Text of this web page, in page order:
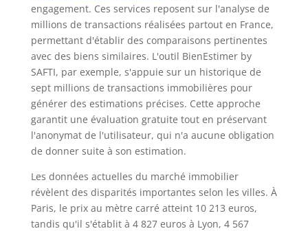
engagement. Ces services reposent sur l'analyse de
millions de transactions réalisées partout en France,
permettant d'établir des comparaisons pertinentes
avec des biens similaires. L'outil BienEstimer by
SAFTI, par exemple, s'appuie sur un historique de
sept millions de transactions immobilières pour
générer des estimations précises. Cette approche
garantit une évaluation gratuite tout en préservant
l'anonymat de l'utilisateur, qui n'a aucune obligation
de donner suite à son estimation.
Les données actuelles du marché immobilier
révèlent des disparités importantes selon les villes. À
Paris, le prix au mètre carré atteint 10 213 euros,
tandis qu'il s'établit à 4 827 euros à Lyon, 4 567